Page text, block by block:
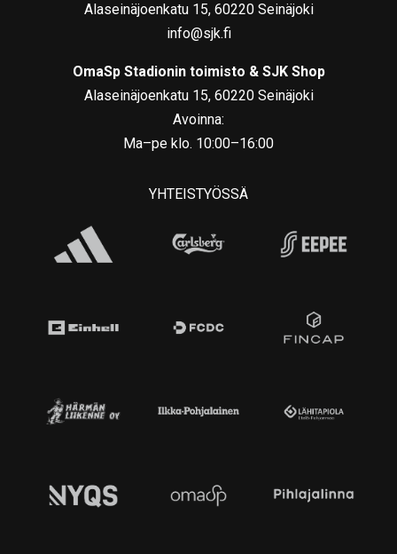
Alaseinäjoenkatu 15, 60220 Seinäjoki
info@sjk.fi
OmaSp Stadionin toimisto & SJK Shop
Alaseinäjoenkatu 15, 60220 Seinäjoki
Avoinna:
Ma–pe klo. 10:00–16:00
YHTEISTYÖSSÄ